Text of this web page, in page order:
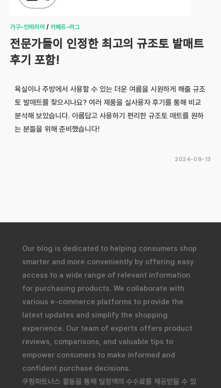
가구-인테리어 /카페트-러그
전문가들이 인정한 최고의 규조토 발매트
후기 포함!
욕실이나 주방에서 사용할 수 있는 더운 여름을 시원하게 해줄 규조
토 발매트를 찾으시나요? 여러 제품을 실사용자 후기를 통해 비교
분석해 보았습니다. 아름답고 사용하기 편리한 규조토 매트를 원하
는 분들을 위해 준비했습니다!
2024-09-13
Our blog is dedicated to helping consumers shop
smarter and more conveniently by offering easy
access to a wide range of relevant information
for purchasing products. We collaborate with
various e-commerce platforms to provide the
latest updates and simplify the shopping
experience. Our team of experts offers product
reviews, comparisons, and valuable tips to
empower consumers to make informed and
confident purchase decisions.
쿠팡파트너스 활동을 통해 일정액의 수수료를 제공받을 수 있